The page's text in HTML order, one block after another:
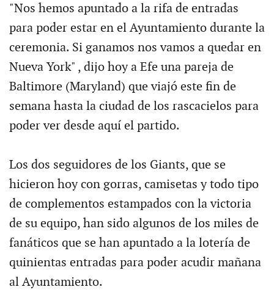
"Nos hemos apuntado a la rifa de entradas
para poder estar en el Ayuntamiento durante la
ceremonia. Si ganamos nos vamos a quedar en
Nueva York" , dijo hoy a Efe una pareja de
Baltimore (Maryland) que viajó este fin de
semana hasta la ciudad de los rascacielos para
poder ver desde aquí el partido.
Los dos seguidores de los Giants, que se
hicieron hoy con gorras, camisetas y todo tipo
de complementos estampados con la victoria
de su equipo, han sido algunos de los miles de
fanáticos que se han apuntado a la lotería de
quinientas entradas para poder acudir mañana
al Ayuntamiento.